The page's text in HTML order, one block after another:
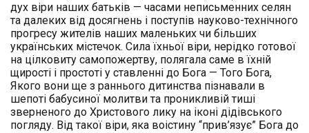
дух віри наших батьків — часами неписьменних селян
та далеких від досягнень і поступів науково-технічного
прогресу жителів наших маленьких чи більших
українських містечок. Сила їхньої віри, нерідко готової
на цілковиту самопожертву, полягала саме в їхній
щирості і простоті у ставленні до Бога — Того Бога,
Якого вони ще з раннього дитинства пізнавали в
шепоті бабусиної молитви та проникливій тиші
зверненого до Христового лику на іконі дідівського
погляду. Від такої віри, яка воістину “прив’язує” Бога до